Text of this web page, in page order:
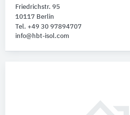
Friedrichstr. 95
10117 Berlin
Tel. +49 30 97894707
info@hbt-isol.com